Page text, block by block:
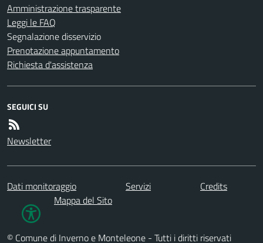
Amministrazione trasparente
Leggi le FAQ
Segnalazione disservizio
Prenotazione appuntamento
Richiesta d'assistenza
SEGUICI SU
Newsletter
Dati monitoraggio Servizi
Credits
Mappa del Sito
© Comune di Inverno e Monteleone - Tutti i diritti riservati